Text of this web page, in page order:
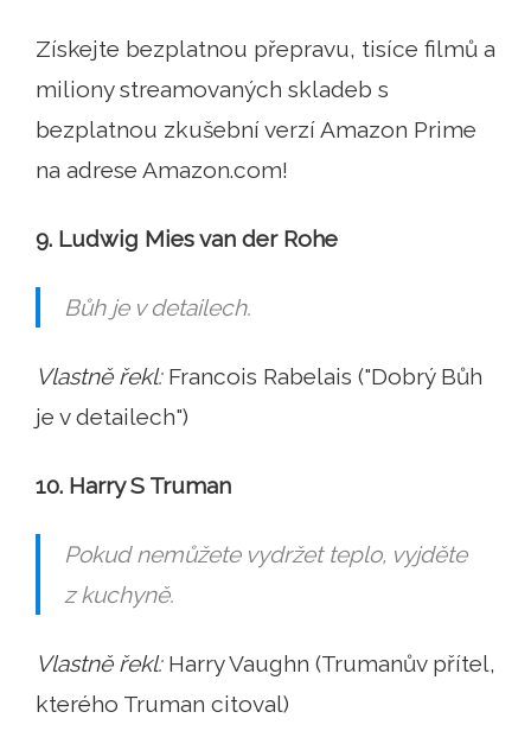
Získejte bezplatnou přepravu, tisíce filmů a
miliony streamovaných skladeb s
bezplatnou zkušební verzí Amazon Prime
na adrese Amazon.com!
9. Ludwig Mies van der Rohe
Bůh je v detailech.
Vlastně řekl: Francois Rabelais ("Dobrý Bůh
je v detailech")
10. Harry S Truman
Pokud nemůžete vydržet teplo, vyjděte
z kuchyně.
Vlastně řekl: Harry Vaughn (Trumanův přítel,
kterého Truman citoval)